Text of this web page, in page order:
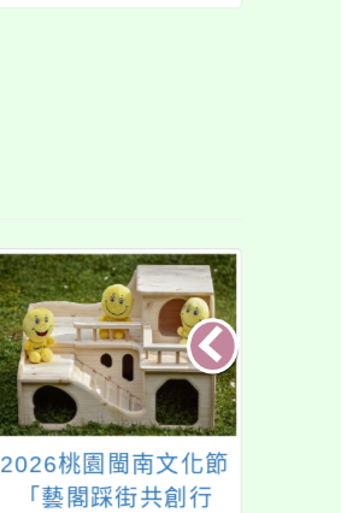
2026桃園閩南文化節
「藝閣踩街共創行